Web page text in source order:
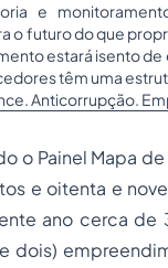
e
o futuro do que
estará isento
têm uma
Anticorrupção.
o Painel Mapa
e oitenta e
ano cerca
dois)